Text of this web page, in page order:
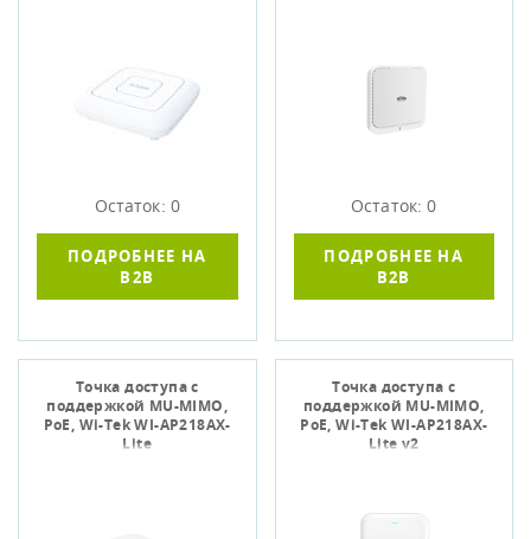
Остаток: 0
ПОДРОБНЕЕ НА
B2B
Остаток: 0
ПОДРОБНЕЕ НА
B2B
Точка доступа c
поддержкой MU-MIMO,
PoE, Wi-Tek WI-AP218AX-
Lite
Точка доступа c
поддержкой MU-MIMO,
PoE, Wi-Tek WI-AP218AX-
Lite v2